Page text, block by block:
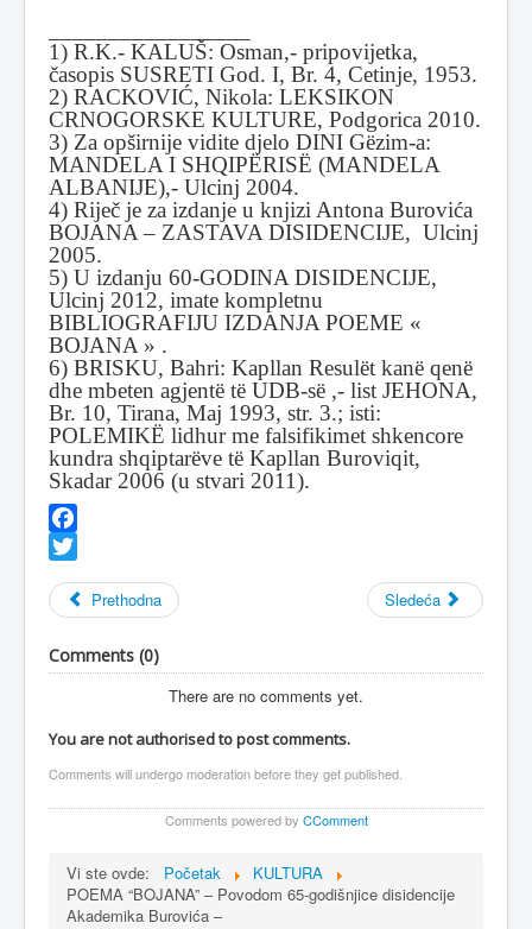
1) R.K.- KALUŠ: Osman,- pripovijetka,
časopis SUSRETI God. I, Br. 4, Cetinje, 1953.
2) RACKOVIĆ, Nikola: LEKSIKON
CRNOGORSKE KULTURE, Podgorica 2010.
3) Za opširnije vidite djelo DINI Gëzim-a:
MANDELA I SHQIPËRISË (MANDELA
ALBANIJE),- Ulcinj 2004.
4) Riječ je za izdanje u knjizi Antona Burovića
BOJANA – ZASTAVA DISIDENCIJE, Ulcinj
2005.
5) U izdanju 60-GODINA DISIDENCIJE,
Ulcinj 2012, imate kompletnu
BIBLIOGRAFIJU IZDANJA POEME «
BOJANA » .
6) BRISKU, Bahri: Kapllan Resulët kanë qenë
dhe mbeten agjentë të UDB-së ,- list JEHONA,
Br. 10, Tirana, Maj 1993, str. 3.; isti:
POLEMIKË lidhur me falsifikimet shkencore
kundra shqiptarëve të Kapllan Buroviqit,
Skadar 2006 (u stvari 2011).
Facebook
Prethodna
Sledeća
Comments (0)
There are no comments yet.
You are not authorised to post comments.
Comments will undergo moderation before they get published.
Comments powered by CComment
Vi ste ovde: Početak
KULTURA
POEMA “BOJANA” – Povodom 65-godišnjice disidencije
Akademika Burovića –